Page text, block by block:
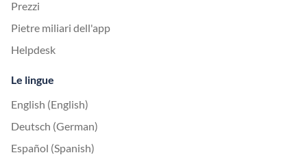
Prezzi
Pietre miliari dell'app
Helpdesk
Le lingue
English (English)
Deutsch (German)
Español (Spanish)